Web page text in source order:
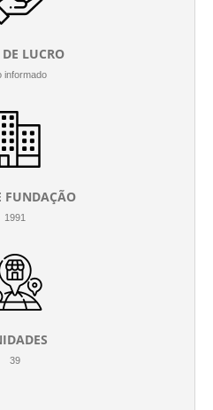
LUCRO
informado
FUNDAÇÃO
1991
39